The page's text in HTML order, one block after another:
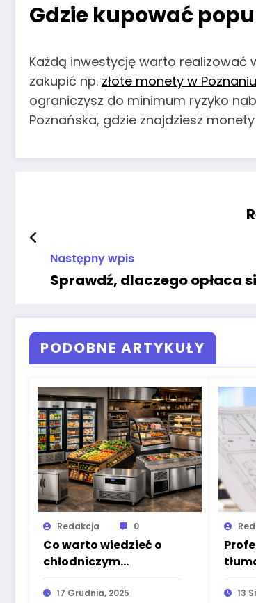
Gdzie kupować
Każdą inwestycję warto realizować
zakupić np. złote monety w Poznaniu
ograniczysz do minimum ryzyko
Poznańska, gdzie znajdziesz
Następny wpis
Sprawdź, dlaczego opłaca
PODOBNE ARTYKUŁY
Redakcja 0
Co warto wiedzieć o
chłodniczym
wyposażeniu sklepów
spożywczych i lokali
17 Grudnia, 2025 13